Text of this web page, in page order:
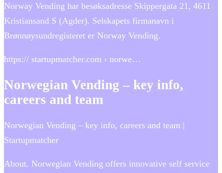
Norway Vending har besøksadresse Skippergata 21, 4611
Kristiansand S (Agder). Selskapets firmanavn i
Brønnøysundregisteret er Norway Vending.
https:// startupmatcher.com › norwe…
Norwegian Vending – key info,
careers and team
Norwegian Vending – key info, careers and team |
Startupmatcher
About. Norwegian Vending offers innovative self service